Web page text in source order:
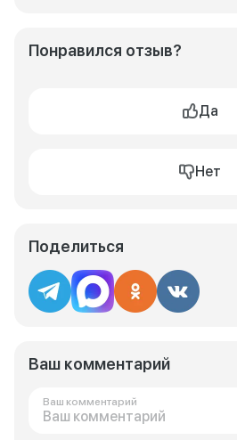
Понравился отзыв?
Да
Нет
Поделиться
Ваш комментарий
Ваш комментарий